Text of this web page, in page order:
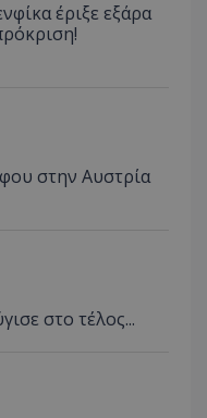
έριξε εξάρα
στην Αυστρία
στο τέλος...